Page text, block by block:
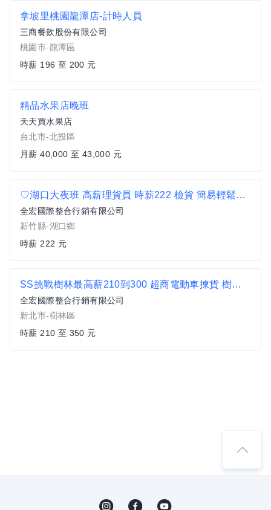
拿坡里桃園龍潭店-計時人員
三商餐飲股份有限公司
桃園市-龍潭區
時薪 196 至 200 元
精品水果店晚班
天天買水果店
台北市-北投區
月薪 40,000 至 43,000 元
♡湖口大夜班 高薪理貨員 時薪222 檢貨 簡易輕鬆上手 可日領週領
全宏國際整合行銷有限公司
新竹縣-湖口鄉
時薪 222 元
SS挑戰樹林最高薪210到300 超商電動車揀貨 樹林土城三峽
全宏國際整合行銷有限公司
新北市-樹林區
時薪 210 至 350 元